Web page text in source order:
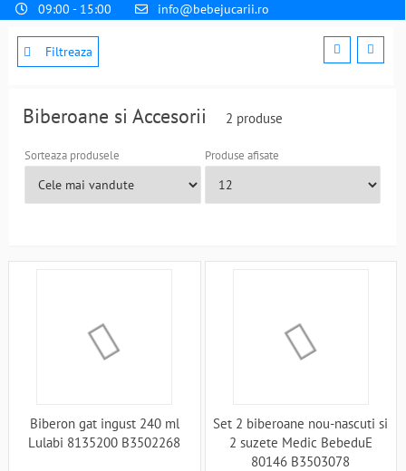
09:00 - 15:00
info@bebejucarii.ro
Filtreaza
Biberoane si Accesorii 2 produse
Sorteaza produsele Produse afisate
Biberon gat ingust 240 ml
Lulabi 8135200 B3502268
Set 2 biberoane nou-nascuti si
2 suzete Medic BebeduE
80146 B3503078